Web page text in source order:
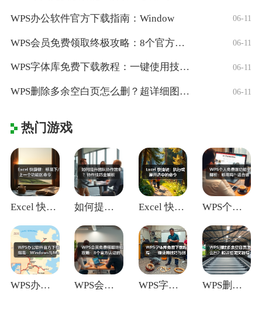
WPS办公软件官方下载指南：Window 06-11
WPS会员免费领取终极攻略：8个官方认证 06-11
WPS字体库免费下载教程：一键使用技巧与 06-11
WPS删除多余空白页怎么删？超详细图文教 06-11
热门游戏
Excel 快捷键：移至下/上一个功能区 如何提升团队协作效率？协作技巧全解析 Excel 快捷键：执行或展开选中的命令 WPS个人免费版功能全解析：够用吗？适合
WPS办公软件官方下载指南：Window WPS会员免费领取终极攻略：8个官方认证 WPS字体库免费下载教程：一键使用技巧与 WPS删除多余空白页怎么删？超详细图文教